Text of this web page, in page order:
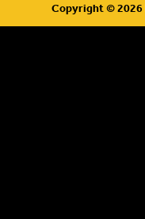
Copyright © 2026